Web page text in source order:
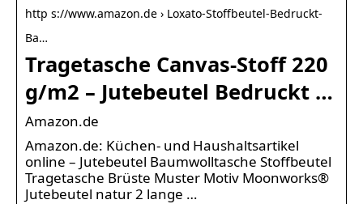
http s://www.amazon.de › Loxato-Stoffbeutel-Bedruckt-
Ba…
Tragetasche Canvas-Stoff 220
g/m2 – Jutebeutel Bedruckt …
Amazon.de
Amazon.de: Küchen- und Haushaltsartikel
online – Jutebeutel Baumwolltasche Stoffbeutel
Tragetasche Brüste Muster Motiv Moonworks®
Jutebeutel natur 2 lange …